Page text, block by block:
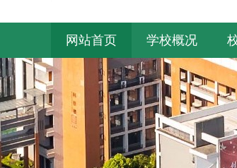
网站首页 学校概况